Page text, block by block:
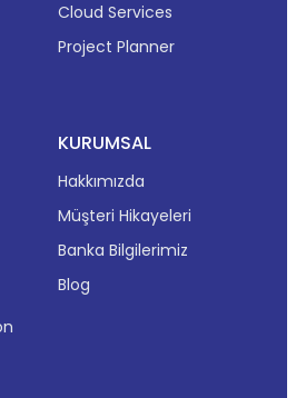
Cloud Services
Project Planner
KURUMSAL
Hakkımızda
Müşteri Hikayeleri
Banka Bilgilerimiz
Blog